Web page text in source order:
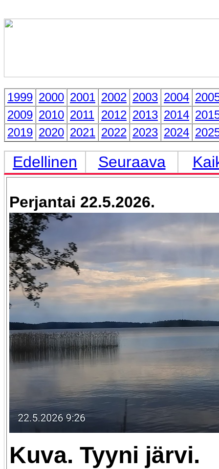
1999 2000 2001 2002 2003 2004
2009 2010 2011 2012 2013 2014
2019 2020 2021 2022 2023 2024
Edellinen Seuraava
Perjantai 22.5.2026.
Kuva. Tyyni järvi.